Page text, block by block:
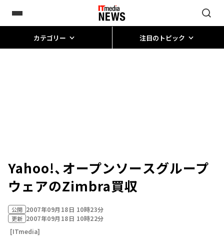
カテゴリー 注目のトピック
Yahoo!、オープンソースグループ
ウェアのZimbra買収
公開 2007年09月18日 10時23分
更新 2007年09月18日 10時22分
[ITmedia]